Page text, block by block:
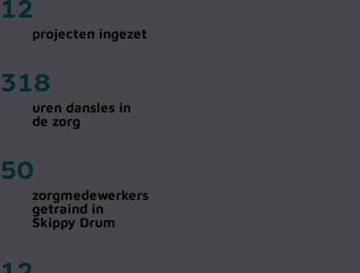
12
projecten ingezet
318
uren dansles in
de zorg
50
zorgmedewerkers
getraind in
Skippy Drum